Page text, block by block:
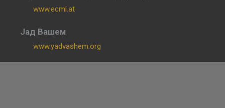
www.ecml.at
Јад Вашем
www.yadvashem.org